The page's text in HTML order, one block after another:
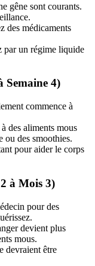
gêne sont courants.
des médicaments
par un régime liquide
Semaine 4)
commence à
des aliments mous
ou des smoothies.
pour aider le corps
à Mois 3)
pour des
devient plus
mous.
devraient être